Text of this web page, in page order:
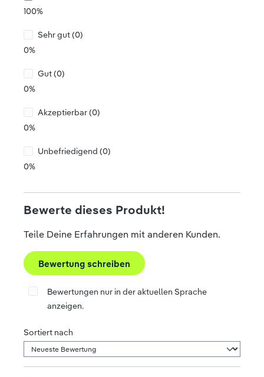
100%
Sehr gut (0)
0%
Gut (0)
0%
Akzeptierbar (0)
0%
Unbefriedigend (0)
0%
Bewerte dieses Produkt!
Teile Deine Erfahrungen mit anderen Kunden.
Bewertung schreiben
Bewertungen nur in der aktuellen Sprache
anzeigen.
Sortiert nach